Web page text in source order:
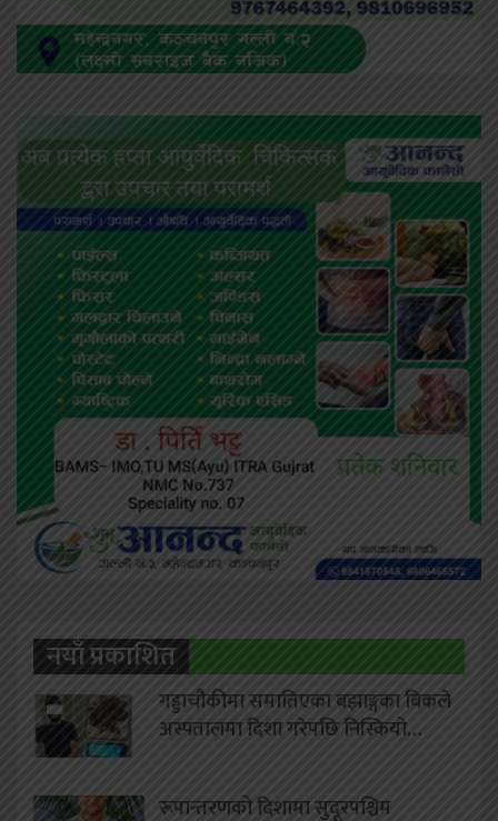
नयाँ प्रकाशित
गड्डाचौकीमा समातिएका बझाङ्गका बिकले
अस्पतालमा दिशा गरेपछि निस्कियो…
रूपान्तरणको दिशामा सुदूरपश्चिम